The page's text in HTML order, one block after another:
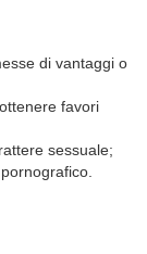
di vantaggi o
favori
sessuale;